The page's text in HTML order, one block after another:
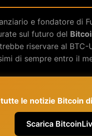
e fondatore di
sul futuro del
riservare al
di sempre entro il
tutte le notizie Bitcoin
Scarica